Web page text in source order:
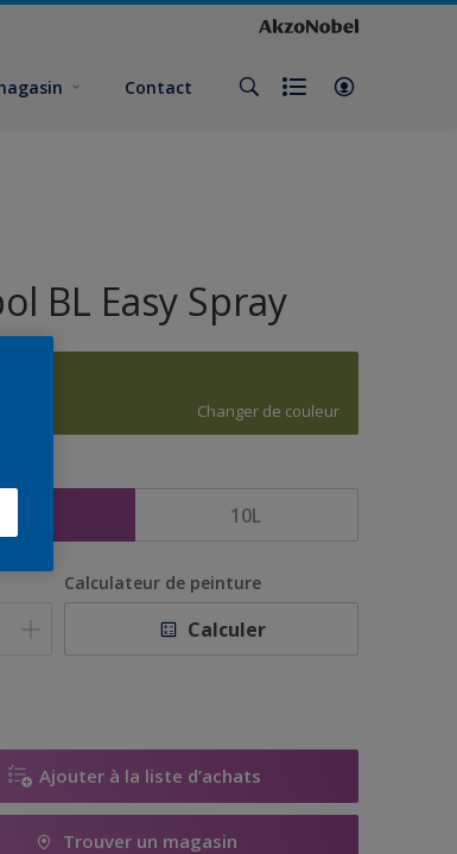
Contact
BL Easy Spray
Changer de couleur
10L
Calculateur de peinture
Calculer
Ajouter à la liste d’achats
Trouver un magasin